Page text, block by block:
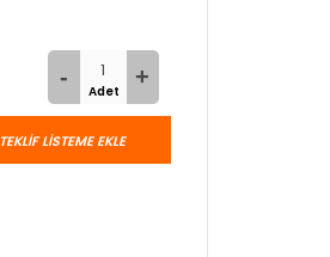
TEKLIF LISTEME EKLE